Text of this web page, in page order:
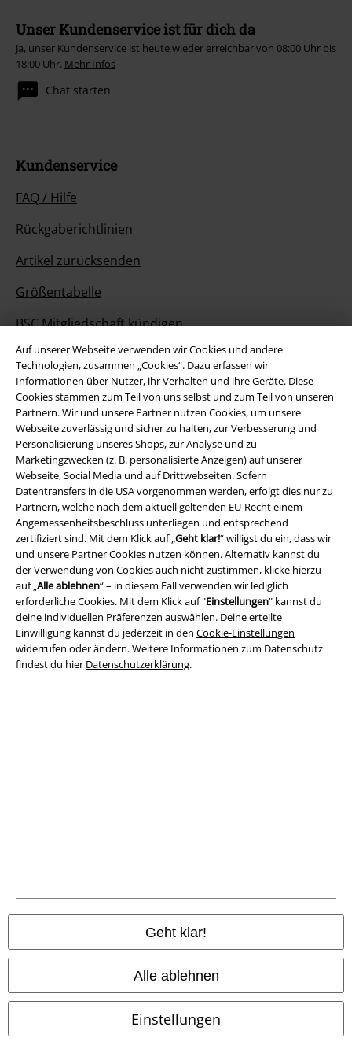
Auf unserer Webseite verwenden wir Cookies und andere
Technologien, zusammen „Cookies“. Dazu erfassen wir
Informationen über Nutzer, ihr Verhalten und ihre Geräte. Diese
Cookies stammen zum Teil von uns selbst und zum Teil von unseren
Partnern. Wir und unsere Partner nutzen Cookies, um unsere
Webseite zuverlässig und sicher zu halten, zur Verbesserung und
Personalisierung unseres Shops, zur Analyse und zu
Marketingzwecken (z. B. personalisierte Anzeigen) auf unserer
Webseite, Social Media und auf Drittwebseiten. Sofern
Datentransfers in die USA vorgenommen werden, erfolgt dies nur zu
Partnern, welche nach dem aktuell geltenden EU-Recht einem
Angemessenheitsbeschluss unterliegen und entsprechend
zertifiziert sind. Mit dem Klick auf „Geht klar!“ willigst du ein, dass wir
und unsere Partner Cookies nutzen können. Alternativ kannst du
der Verwendung von Cookies auch nicht zustimmen, klicke hierzu
auf „Alle ablehnen“ – in diesem Fall verwenden wir lediglich
erforderliche Cookies. Mit dem Klick auf "Einstellungen" kannst du
deine individuellen Präferenzen auswählen. Deine erteilte
Einwilligung kannst du jederzeit in den Cookie-Einstellungen
widerrufen oder ändern. Weitere Informationen zum Datenschutz
findest du hier Datenschutzerklärung.
Geht klar!
Alle ablehnen
Einstellungen
Unser Kundenservice ist für dich da
Ja, unser Kundenservice ist heute wieder erreichbar von 08:00 Uhr bis
18:00 Uhr. Mehr Infos
Chat starten
Kundenservice
FAQ / Hilfe
Rückgaberichtlinien
Artikel zurücksenden
Größentabelle
BSC Mitgliedschaft kündigen
Zahlungsarten
Angebote für dich
Magazin
Gewinnspiele
EMP Gutscheine bestellen
EMP Backstage Club
Studentenrabatt
Über EMP
Community